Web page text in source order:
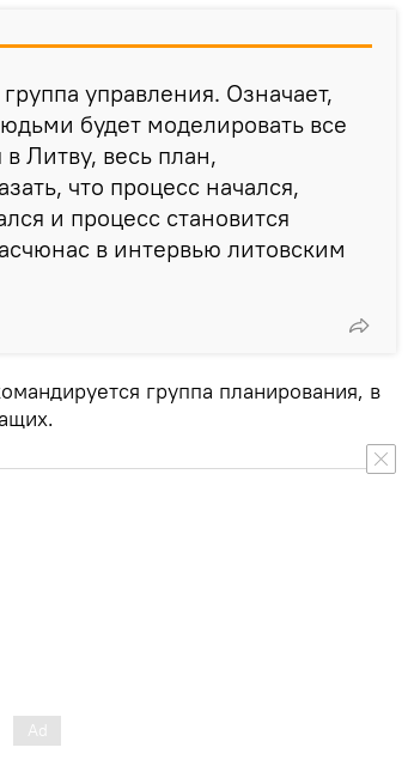
управления. Означает,
будет моделировать все
Литву, весь план,
что процесс начался,
и процесс становится
в интервью литовским
группа планирования, в